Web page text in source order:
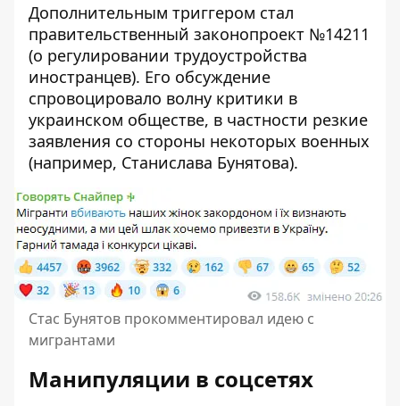
Дополнительным триггером стал
правительственный законопроект №14211
(о регулировании трудоустройства
иностранцев). Его обсуждение
спровоцировало волну критики в
украинском обществе, в частности резкие
заявления со стороны некоторых военных
(например, Станислава Бунятова).
Стас Бунятов прокомментировал идею с
мигрантами
Манипуляции в соцсетях